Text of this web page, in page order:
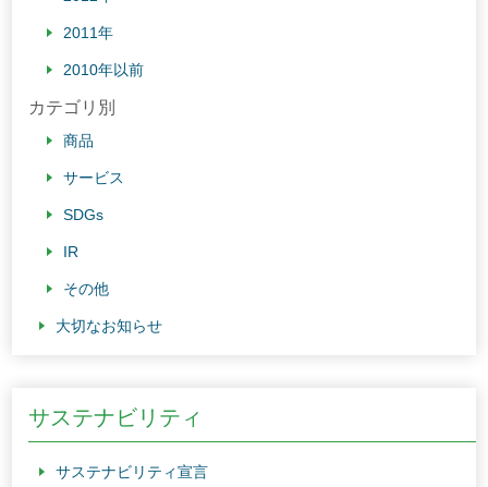
2011年
2010年以前
カテゴリ別
商品
サービス
SDGs
IR
その他
大切なお知らせ
サステナビリティ
サステナビリティ宣言